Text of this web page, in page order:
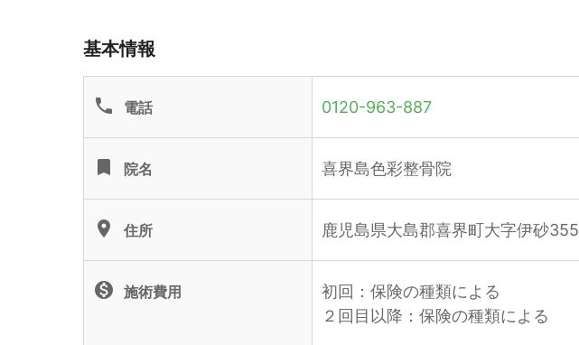
基本情報
phone 電話 0120-963-887
turned_in 院名 喜界島色彩整骨院
location_on 住所 鹿児島県大島郡喜界町大字伊砂355
monetization_on 施術費用
初回：保険の種類による
２回目以降：保険の種類による